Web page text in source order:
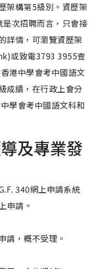
架構第5級別。資歷架
次招聘而言，只會接
詳情，可瀏覽資歷架
或致電3793 3955查
港中學會考中國語文
成績，在行政上會分
學會考中國語文科和
及專業發
340網上申請系統
申請。
請，概不受理。